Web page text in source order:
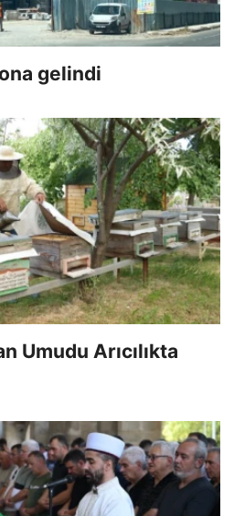
gelindi
Umudu Arıcılıkta